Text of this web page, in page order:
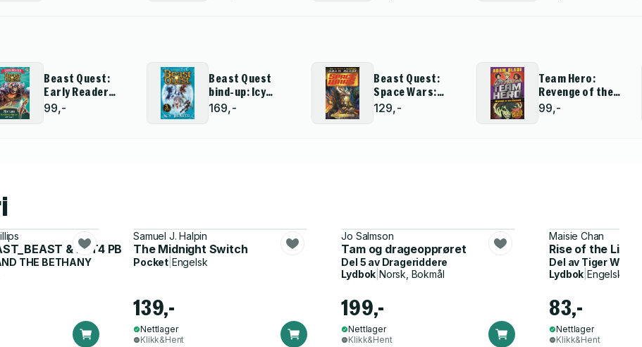
Beast Quest:
Early Reader
Mortaxe the
Skeleton Warrior
99,-
Beast Quest
bind-up: Icy
Beasts
169,-
Beast Quest:
Space Wars:
Curse of the
Robo-Dragon
129,-
Team Hero:
Revenge of the
Dragon
99,-
& BET4 PB
THE BETHANY
Samuel J. Halpin
The Midnight Switch
Pocket Engelsk
139,-
Nettlager
Klikk&Hent
Jo Salmson
Tam og drageopprøret
Del 5 av Drageriddere
Lydbok Norsk, Bokmål
199,-
Nettlager
Klikk&Hent
Maisie Chan
Rise of the Lion
Del av Tiger
Lydbok |Engelsk
83,-
Nettlager
Klikk&Hent